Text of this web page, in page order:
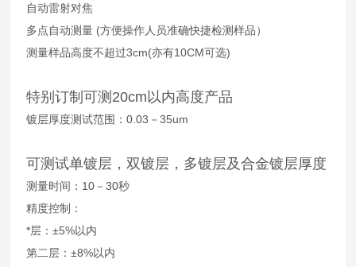
自动雷射对焦
多点自动测量 (方便操作人员准确快捷检测样品）
测量样品高度不超过3cm(亦有10CM可选)
特别订制可测20cm以内高度产品
镀层厚度测试范围：0.03－35um
可测试单镀层，双镀层，多镀层及合金镀层厚度
测量时间：10－30秒
精度控制：
*层：±5%以内
第二层：±8%以内